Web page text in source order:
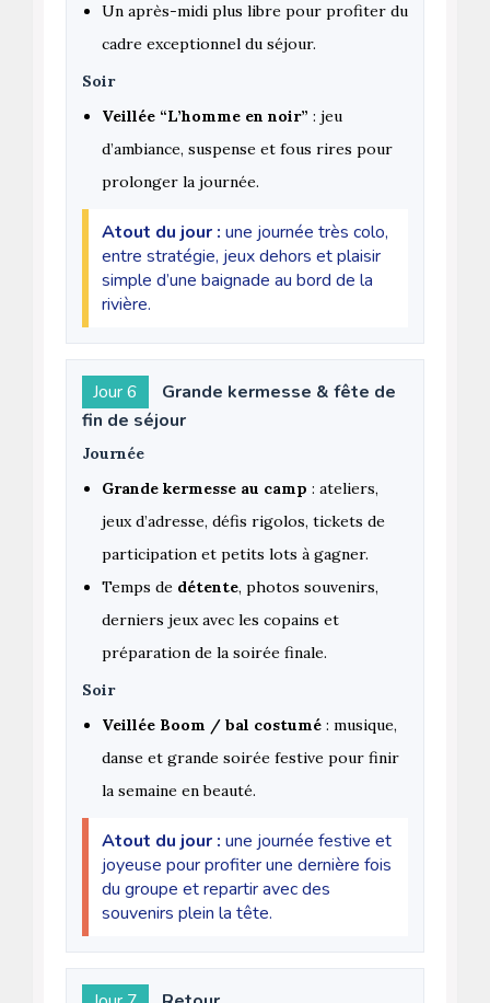
Un après-midi plus libre pour profiter du
cadre exceptionnel du séjour.
Soir
Veillée “L’homme en noir” : jeu
d’ambiance, suspense et fous rires pour
prolonger la journée.
Atout du jour : une journée très colo,
entre stratégie, jeux dehors et plaisir
simple d’une baignade au bord de la
rivière.
Jour 6
Grande kermesse & fête de
fin de séjour
Journée
Grande kermesse au camp : ateliers,
jeux d’adresse, défis rigolos, tickets de
participation et petits lots à gagner.
Temps de détente, photos souvenirs,
derniers jeux avec les copains et
préparation de la soirée finale.
Soir
Veillée Boom / bal costumé : musique,
danse et grande soirée festive pour finir
la semaine en beauté.
Atout du jour : une journée festive et
joyeuse pour profiter une dernière fois
du groupe et repartir avec des
souvenirs plein la tête.